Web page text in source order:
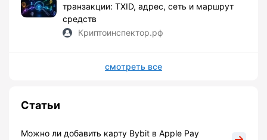
транзакции: TXID, адрес, сеть и маршрут
средств
Криптоинспектор.рф
смотреть все
Статьи
Можно ли добавить карту Bybit в Apple Pay